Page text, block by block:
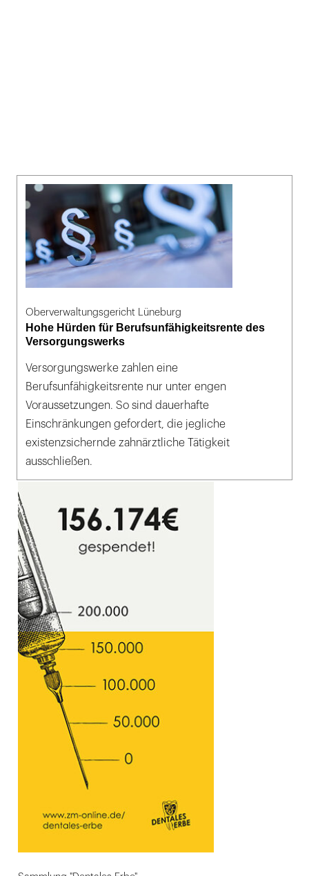
Oberverwaltungsgericht Lüneburg
Hohe Hürden für Berufsunfähigkeitsrente des
Versorgungswerks
Versorgungswerke zahlen eine
Berufsunfähigkeitsrente nur unter engen
Voraussetzungen. So sind dauerhafte
Einschränkungen gefordert, die jegliche
existenzsichernde zahnärztliche Tätigkeit
ausschließen.